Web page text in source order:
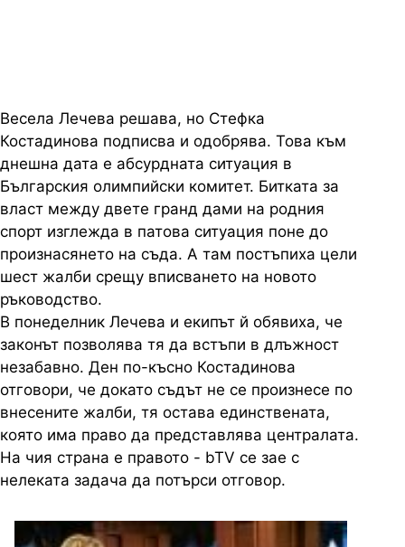
Весела Лечева решава, но Стефка
Костадинова подписва и одобрява. Това към
днешна дата е абсурдната ситуация в
Българския олимпийски комитет. Битката за
власт между двете гранд дами на родния
спорт изглежда в патова ситуация поне до
произнасянето на съда. А там постъпиха цели
шест жалби срещу вписването на новото
ръководство.
В понеделник Лечева и екипът й обявиха, че
законът позволява тя да встъпи в длъжност
незабавно. Ден по-късно Костадинова
отговори, че докато съдът не се произнесе по
внесените жалби, тя остава единствената,
която има право да представлява централата.
На чия страна е правото - bTV се зае с
нелеката задача да потърси отговор.